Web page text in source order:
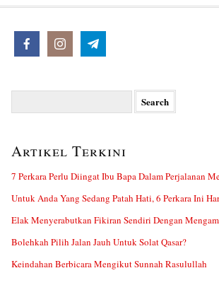
Artikel Terkini
7 Perkara Perlu Diingat Ibu Bapa Dalam Perjalanan
Untuk Anda Yang Sedang Patah Hati, 6 Perkara Ini
Elak Menyerabutkan Fikiran Sendiri Dengan
Bolehkah Pilih Jalan Jauh Untuk Solat Qasar?
Keindahan Berbicara Mengikut Sunnah Rasulullah